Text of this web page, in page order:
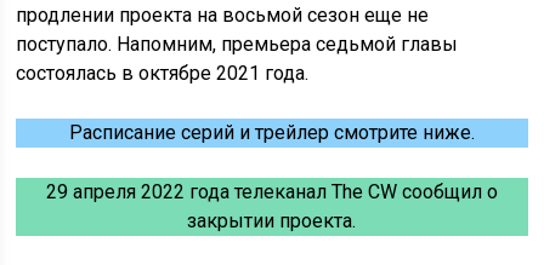
продлении проекта на восьмой сезон еще не
поступало. Напомним, премьера седьмой главы
состоялась в октябре 2021 года.
Расписание серий и трейлер смотрите ниже.
29 апреля 2022 года телеканал The CW сообщил о
закрытии проекта.